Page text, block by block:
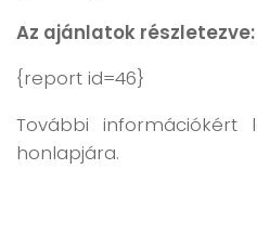
Az ajánlatok részletezve:
{report id=46}
További
honlapjára.